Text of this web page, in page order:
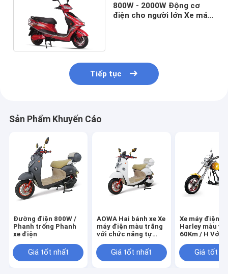
800W - 2000W Động cơ
điện cho người lớn Xe máy
Tiếp tục
Sản Phẩm Khuyến Cáo
Đường điện 800W /
Phanh trống Phanh
xe điện
Giá tốt nhất
AOWA Hai bánh xe Xe
máy điện màu trắng
với chức năng tự
Giá tốt nhất
Xe máy điện
Harley màu
60Km / H Với
Giá tốt